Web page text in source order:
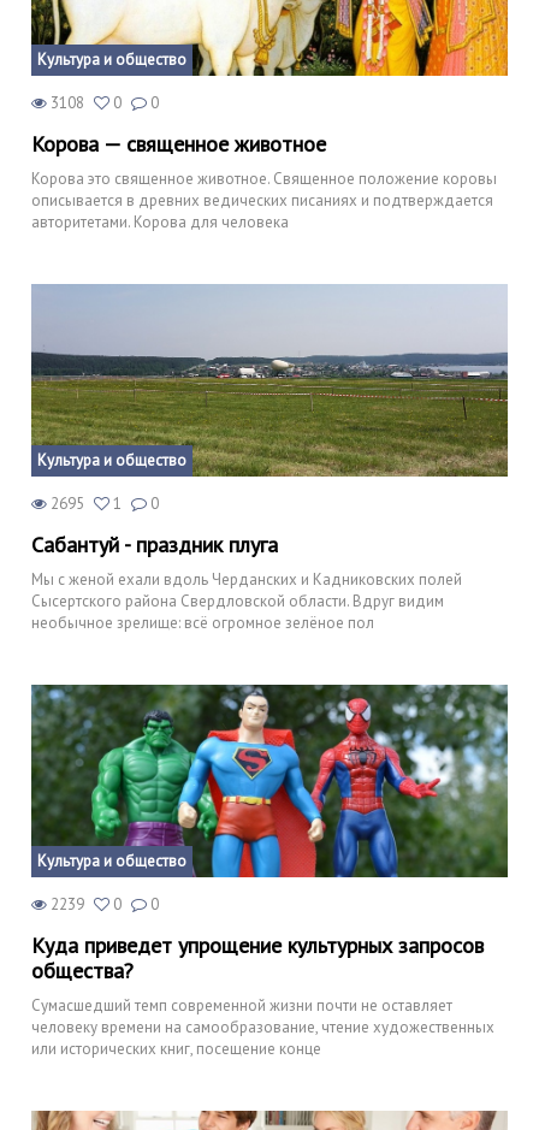
Культура и общество
3108 0 0
Корова — священное животное
Корова это священное животное. Священное положение коровы
описывается в древних ведических писаниях и подтверждается
авторитетами. Корова для человека
Культура и общество
2695 1 0
Сабантуй - праздник плуга
Мы с женой ехали вдоль Черданских и Кадниковских полей
Сысертского района Свердловской области. Вдруг видим
необычное зрелище: всё огромное зелёное пол
Культура и общество
2239 0 0
Куда приведет упрощение культурных запросов
общества?
Сумасшедший темп современной жизни почти не оставляет
человеку времени на самообразование, чтение художественных
или исторических книг, посещение конце